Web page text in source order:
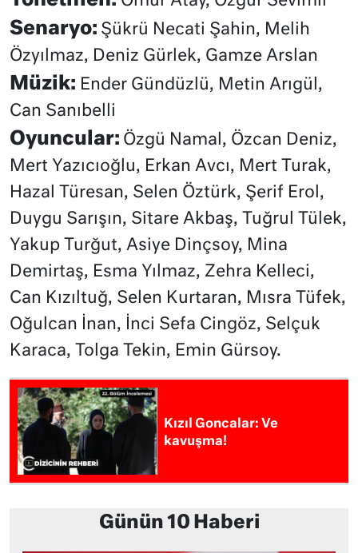
Senaryo: Şükrü Necati Şahin, Melih
Özyılmaz, Deniz Gürlek, Gamze Arslan
Müzik: Ender Gündüzlü, Metin Arıgül,
Can Sanıbelli
Oyuncular: Özgü Namal, Özcan Deniz,
Mert Yazıcıoğlu, Erkan Avcı, Mert Turak,
Hazal Türesan, Selen Öztürk, Şerif Erol,
Duygu Sarışın, Sitare Akbaş, Tuğrul Tülek,
Yakup Turğut, Asiye Dinçsoy, Mina
Demirtaş, Esma Yılmaz, Zehra Kelleci,
Can Kızıltuğ, Selen Kurtaran, Mısra Tüfek,
Oğulcan İnan, İnci Sefa Cingöz, Selçuk
Karaca, Tolga Tekin, Emin Gürsoy.
Kızıl Goncalar: Ve
kavuşma!
Günün 10 Haberi